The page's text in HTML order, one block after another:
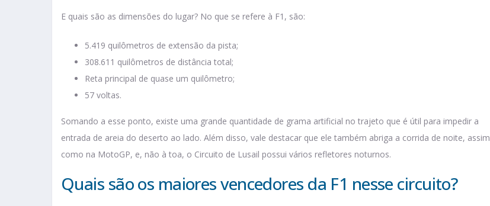
E quais são as dimensões do lugar? No que se refere à F1, são:
5.419 quilômetros de extensão da pista;
308.611 quilômetros de distância total;
Reta principal de quase um quilômetro;
57 voltas.
Somando a esse ponto, existe uma grande quantidade de grama artificial no trajeto que é útil para impedir a
entrada de areia do deserto ao lado. Além disso, vale destacar que ele também abriga a corrida de noite, assim
como na MotoGP, e, não à toa, o Circuito de Lusail possui vários refletores noturnos.
Quais são os maiores vencedores da F1 nesse circuito?